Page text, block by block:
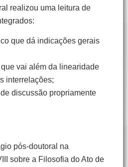
realizou uma leitura de
que dá indicações gerais
vai além da linearidade
interrelações;
discussão propriamente
pós-doutoral na
sobre a Filosofia do Ato de